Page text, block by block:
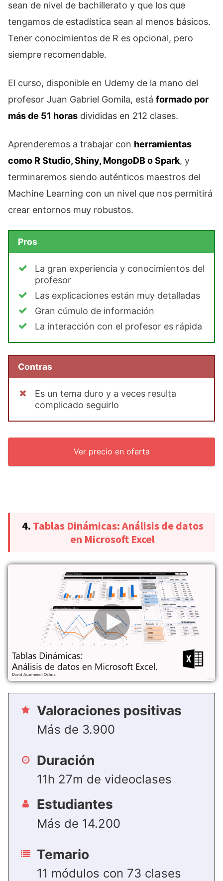
sean de nivel de bachillerato y que los que
tengamos de estadística sean al menos básicos.
Tener conocimientos de R es opcional, pero
siempre recomendable.
El curso, disponible en Udemy de la mano del
profesor Juan Gabriel Gomila, está formado por
más de 51 horas divididas en 212 clases.
Aprenderemos a trabajar con herramientas
como R Studio, Shiny, MongoDB o Spark, y
terminaremos siendo auténticos maestros del
Machine Learning con un nivel que nos permitirá
crear entornos muy robustos.
Pros
La gran experiencia y conocimientos del
profesor
Las explicaciones están muy detalladas
Gran cúmulo de información
La interacción con el profesor es rápida
Contras
Es un tema duro y a veces resulta
complicado seguirlo
Ver precio en oferta
4. Tablas Dinámicas: Análisis de datos
en Microsoft Excel
Valoraciones positivas
Más de 3.900
Duración
11h 27m de videoclases
Estudiantes
Más de 14.200
Temario
11 módulos con 73 clases